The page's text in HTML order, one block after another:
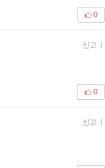
0
신고 |
0
신고 |